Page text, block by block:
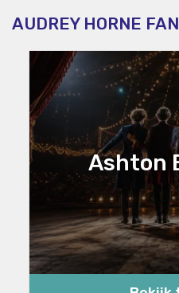
AUDREY HORNE
Ashton